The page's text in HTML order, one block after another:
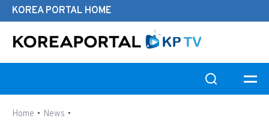
KOREA PORTAL HOME
Home • News •